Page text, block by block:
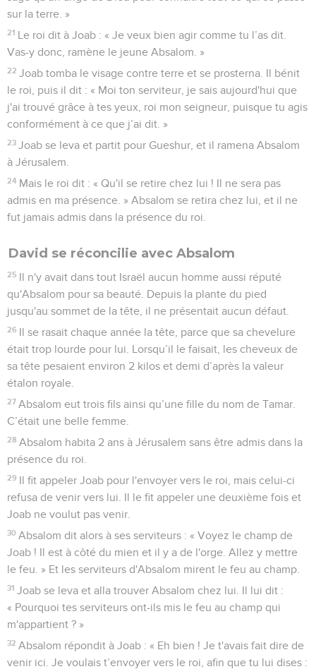
sur la terre. »
21 Le roi dit à Joab : « Je veux bien agir comme tu l’as dit.
Vas-y donc, ramène le jeune Absalom. »
22 Joab tomba le visage contre terre et se prosterna. Il bénit
le roi, puis il dit : « Moi ton serviteur, je sais aujourd'hui que
j'ai trouvé grâce à tes yeux, roi mon seigneur, puisque tu agis
conformément à ce que j’ai dit. »
23 Joab se leva et partit pour Gueshur, et il ramena Absalom
à Jérusalem.
24 Mais le roi dit : « Qu'il se retire chez lui ! Il ne sera pas
admis en ma présence. » Absalom se retira chez lui, et il ne
fut jamais admis dans la présence du roi.
David se réconcilie avec Absalom
25 Il n'y avait dans tout Israël aucun homme aussi réputé
qu'Absalom pour sa beauté. Depuis la plante du pied
jusqu'au sommet de la tête, il ne présentait aucun défaut.
26 Il se rasait chaque année la tête, parce que sa chevelure
était trop lourde pour lui. Lorsqu’il le faisait, les cheveux de
sa tête pesaient environ 2 kilos et demi d’après la valeur
étalon royale.
27 Absalom eut trois fils ainsi qu’une fille du nom de Tamar.
C’était une belle femme.
28 Absalom habita 2 ans à Jérusalem sans être admis dans la
présence du roi.
29 Il fit appeler Joab pour l'envoyer vers le roi, mais celui-ci
refusa de venir vers lui. Il le fit appeler une deuxième fois et
Joab ne voulut pas venir.
30 Absalom dit alors à ses serviteurs : « Voyez le champ de
Joab ! Il est à côté du mien et il y a de l'orge. Allez y mettre
le feu. » Et les serviteurs d'Absalom mirent le feu au champ.
31 Joab se leva et alla trouver Absalom chez lui. Il lui dit :
« Pourquoi tes serviteurs ont-ils mis le feu au champ qui
m'appartient ? »
32 Absalom répondit à Joab : « Eh bien ! Je t'avais fait dire de
venir ici. Je voulais t’envoyer vers le roi, afin que tu lui dises :